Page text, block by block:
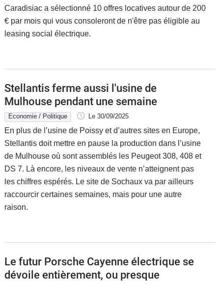
Caradisiac a sélectionné 10 offres locatives autour de 200
€ par mois qui vous consoleront de n'être pas éligible au
leasing social électrique.
Stellantis ferme aussi l'usine de
Mulhouse pendant une semaine
Economie / Politique Le 30/09/2025
En plus de l’usine de Poissy et d’autres sites en Europe,
Stellantis doit mettre en pause la production dans l’usine
de Mulhouse où sont assemblés les Peugeot 308, 408 et
DS 7. Là encore, les niveaux de vente n’atteignent pas
les chiffres espérés. Le site de Sochaux va par ailleurs
raccourcir certaines semaines, mais pour une autre
raison.
Le futur Porsche Cayenne électrique se
dévoile entièrement, ou presque